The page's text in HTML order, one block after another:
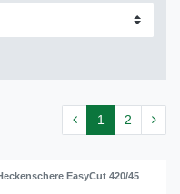
1 2
EasyCut 420/45